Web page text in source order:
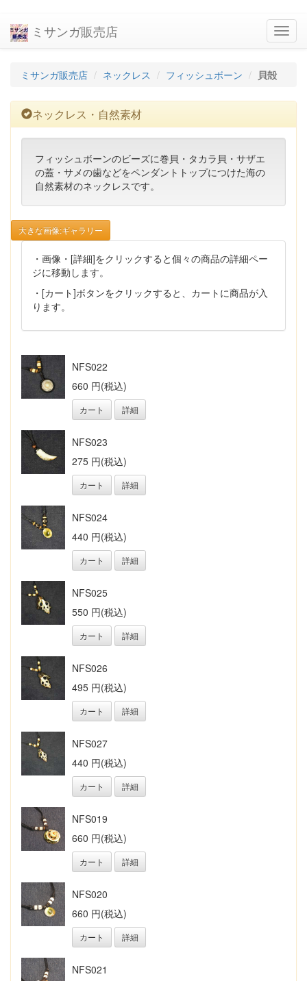
ミサンガ販売店
ミサンガ販売店 ネックレス フィッシュボーン 貝殻
ネックレス・自然素材
フィッシュボーンのビーズに巻貝・タカラ貝・サザエ
の蓋・サメの歯などをペンダントトップにつけた海の
自然素材のネックレスです。
大きな画像:ギャラリー
・画像・[詳細]をクリックすると個々の商品の詳細ペー
ジに移動します。
・[カート]ボタンをクリックすると、カートに商品が入
ります。
NFS022
660 円(税込)
カート 詳細
NFS023
275 円(税込)
カート 詳細
NFS024
440 円(税込)
カート 詳細
NFS025
550 円(税込)
カート 詳細
NFS026
495 円(税込)
カート 詳細
NFS027
440 円(税込)
カート 詳細
NFS019
660 円(税込)
カート 詳細
NFS020
660 円(税込)
カート 詳細
NFS021